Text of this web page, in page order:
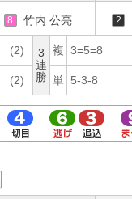
8 竹内 公亮 2
(2)
3
連
勝
複 3=5=8
(2) 単 5-3-8